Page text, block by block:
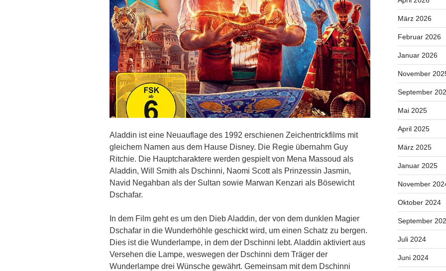
Aladdin ist eine Neuauflage des 1992 erschienen Zeichentrickfilms mit
gleichem Namen aus dem Hause Disney. Die Regie übernahm Guy
Ritchie. Die Hauptcharaktere werden gespielt von Mena Massoud als
Aladdin, Will Smith als Dschinni, Naomi Scott als Prinzessin Jasmin,
Navid Negahban als der Sultan sowie Marwan Kenzari als Bösewicht
Dschafar.
In dem Film geht es um den Dieb Aladdin, der von dem dunklen Magier
Dschafar in die Wunderhöhle geschickt wird, um einen Schatz zu bergen.
Dies ist die Wunderlampe, in dem der Dschinni lebt. Aladdin aktiviert aus
Versehen die Lampe, weswegen der Dschinni dem Träger der
Wunderlampe drei Wünsche gewährt. Gemeinsam mit dem Dschinni
März 2026
Februar 2026
Januar 2026
November
September
Mai 2025
April 2025
März 2025
Januar 2025
November
Oktober 2024
September
Juli 2024
Juni 2024